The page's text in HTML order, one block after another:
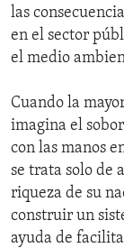
las
en el sector
el medio
Cuando la
imagina el
con las manos
se trata solo de
riqueza de su
construir un
ayuda de